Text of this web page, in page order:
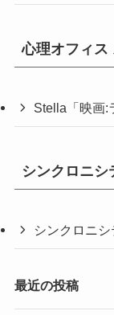
心理オフィス
Stella「映画:
シンクロニシ
シンクロニシ
最近の投稿